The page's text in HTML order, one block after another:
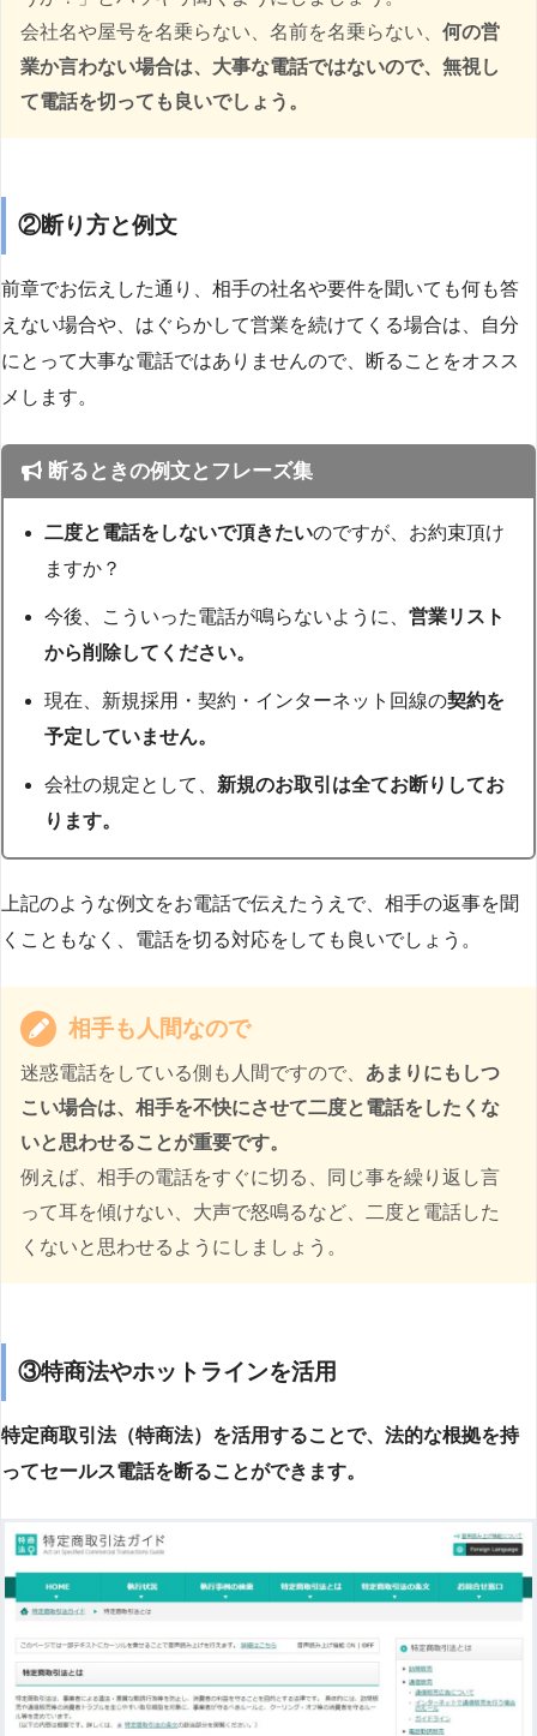
会社名や屋号を名乗らない、名前を名乗らない、 何の営
業か言わない場合は、大事な電話ではないので、無視し
て電話を切っても良いでしょう。
②断り方と例文
前章でお伝えした通り、相手の社名や要件を聞いても何も答
えない場合や、はぐらかして営業を続けてくる場合は、自分
にとって大事な電話ではありませんので、断ることをオスス
メします。
断るときの例文とフレーズ集
二度と電話をしないで頂きたいのですが、お約束頂け
ますか？
今後、こういった電話が鳴らないように、営業リスト
から削除してください。
現在、新規採用・契約・インターネット回線の契約を
予定していません。
会社の規定として、 新規のお取引は全てお断りしてお
ります。
上記のような例文をお電話で伝えたうえで、相手の返事を聞
くこともなく、電話を切る対応をしても良いでしょう。
相手も人間なので
迷惑電話をしている側も人間ですので、 あまりにもしつ
こい場合は、相手を不快にさせて二度と電話をしたくな
いと思わせることが重要です。
例えば、相手の電話をすぐに切る、同じ事を繰り返し言
って耳を傾けない、大声で怒鳴るなど、二度と電話した
くないと思わせるようにしましょう。
③特商法やホットラインを活用
特定商取引法（特商法）を活用することで、法的な根拠を持
ってセールス電話を断ることができます。